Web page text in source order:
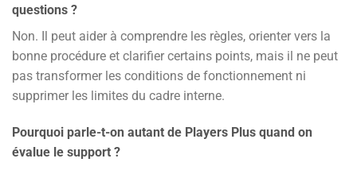
questions ?
Non. Il peut aider à comprendre les règles, orienter vers la
bonne procédure et clarifier certains points, mais il ne peut
pas transformer les conditions de fonctionnement ni
supprimer les limites du cadre interne.
Pourquoi parle-t-on autant de Players Plus quand on
évalue le support ?